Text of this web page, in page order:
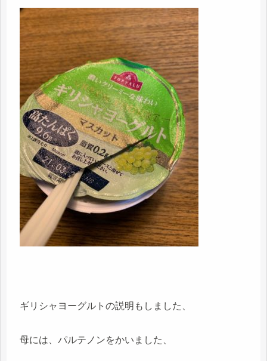
ギリシャヨーグルトの説明もしました、
母には、パルテノンをかいました、